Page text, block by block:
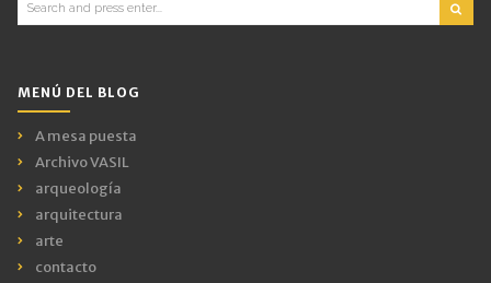
for:
MENÚ DEL BLOG
A mesa puesta
Archivo VASIL
arqueología
arquitectura
arte
contacto